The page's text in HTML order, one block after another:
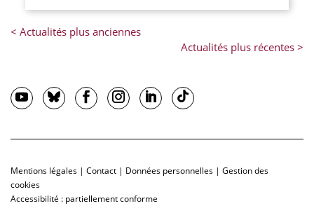
Mentions légales | Contact | Données personnelles | Gestion des
cookies
Accessibilité : partiellement conforme